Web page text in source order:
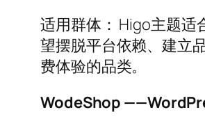
适用群体： Higo主题适
望摆脱平台依赖、建立
费体验的品类。
WodeShop